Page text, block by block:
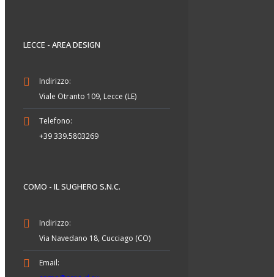
LECCE - AREA DESIGN
Indirizzo:
Viale Otranto 109, Lecce (LE)
Telefono:
+39 339.5803269
COMO - IL SUGHERO S.N.C.
Indirizzo:
Via Navedano 18, Cucciago (CO)
Email: